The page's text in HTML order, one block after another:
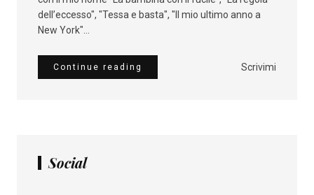
dell’eccesso", "Tessa e basta", "Il mio ultimo anno a
New York"...
Scrivimi
Continue reading
Social